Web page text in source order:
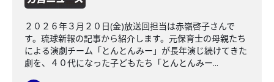
２０２６年３月２０日(金)放送回担当は赤嶺啓子さんで
す。琉球新報の記事から紹介します。元保育士の母親たち
による演劇チーム「とんとんみー」が長年演じ続けてきた
劇を、４０代になった子どもたち「とんとんみー...